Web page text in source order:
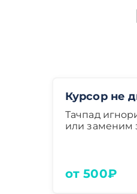
Курсор не
Тачпад
или заменим
от 500₽